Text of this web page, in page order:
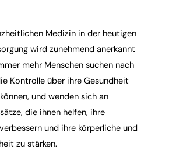
Medizin in der heutigen
wird zunehmend anerkannt
mehr Menschen suchen nach
Kontrolle über ihre Gesundheit
und wenden sich an
die ihnen helfen, ihre
und ihre körperliche und
zu stärken.